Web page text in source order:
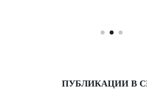
ПУБЛИКАЦИИ В